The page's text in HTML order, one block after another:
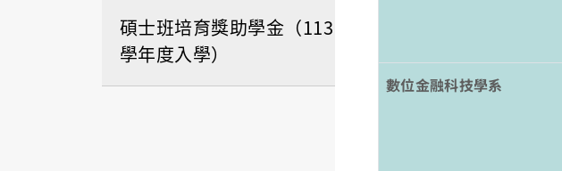
碩士班培育獎助學金（113
學年度入學）
數位金融科技學系